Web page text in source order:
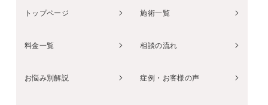
トップページ 施術一覧
料金一覧 相談の流れ
お悩み別解説 症例・お客様の声